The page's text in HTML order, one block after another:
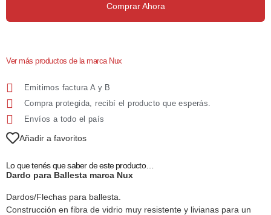
Comprar Ahora
Ver más productos de la marca Nux
Emitimos factura A y B
Compra protegida, recibí el producto que esperás.
Envíos a todo el país
Añadir a favoritos
Lo que tenés que saber de este producto…
Dardo para Ballesta marca Nux
Dardos/Flechas para ballesta.
Construcción en fibra de vidrio muy resistente y livianas para un